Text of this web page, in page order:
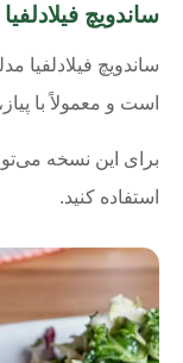
ساندویچ
ساندویچ فیلادلفیا
است و معمولاً با
برای این نسخه
استفاده کنید.